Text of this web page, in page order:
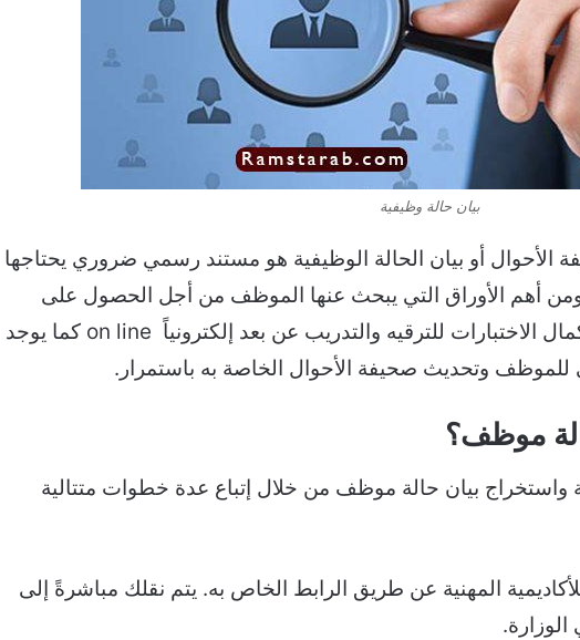
بيان حالة وظيفية
الأحوال أو بيان الحالة الوظيفية هو مستند رسمي ضروري يحتاجها
أهم الأوراق التي يبحث عنها الموظف من أجل الحصول على
الترقية وكذلك من أجل التقديم لإكمال الاختبارات للترقيه والتدريب عن بعد إلكترونياً on line كما يوجد
للموظف وتحديث صحيفة الأحوال الخاصة به باستمرار.
موظف؟
بيان حالة موظف من خلال إتباع عدة خطوات متتالية
المهنية عن طريق الرابط الخاص به. يتم نقلك مباشرةً إلى
الوزارة.